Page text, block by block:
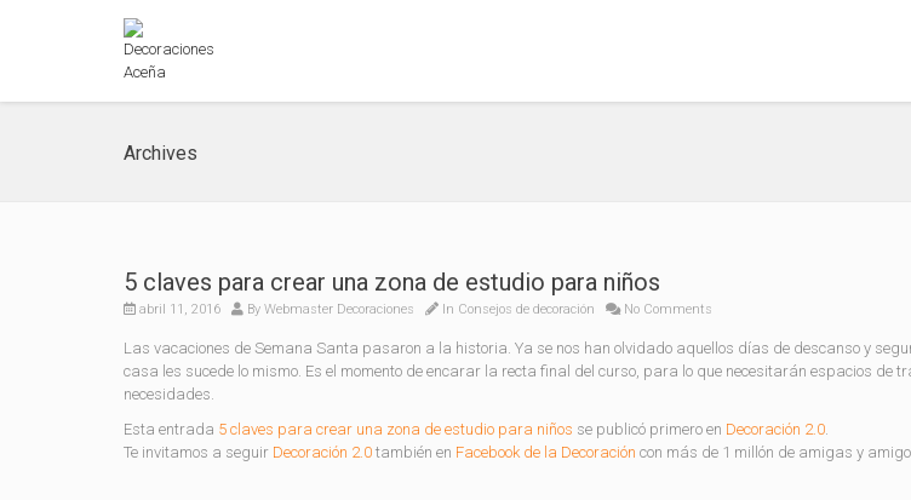
Archives
5 claves para crear una zona de estudio para niños
abril 11, 2016 By Webmaster Decoraciones In Consejos de decoración No Comments
Las vacaciones de Semana Santa pasaron a la historia. Ya se nos han olvidado aquellos días de descanso y
casa les sucede lo mismo. Es el momento de encarar la recta final del curso, para lo que necesitarán espacios de
necesidades.
Esta entrada 5 claves para crear una zona de estudio para niños se publicó primero en Decoración 2.0.
Te invitamos a seguir Decoración 2.0 también en Facebook de la Decoración con más de 1 millón de amigas y